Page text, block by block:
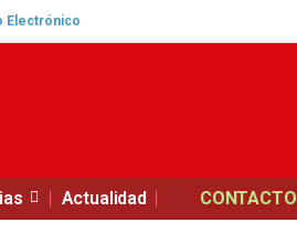
Electrónico
Actualidad CONTACTO